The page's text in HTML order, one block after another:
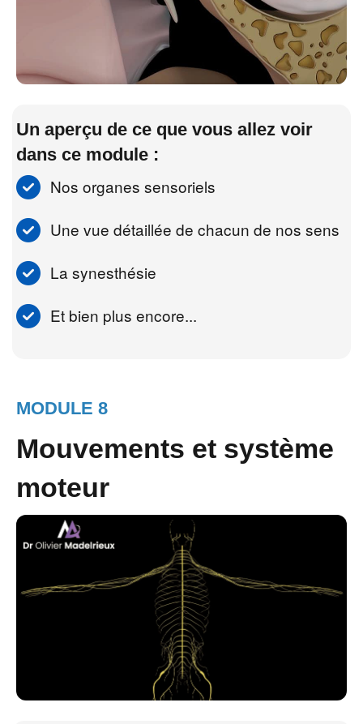
Un aperçu de ce que vous allez voir
dans ce module :
Nos organes sensoriels
Une vue détaillée de chacun de nos sens
La synesthésie
Et bien plus encore...
MODULE 8
Mouvements et système
moteur